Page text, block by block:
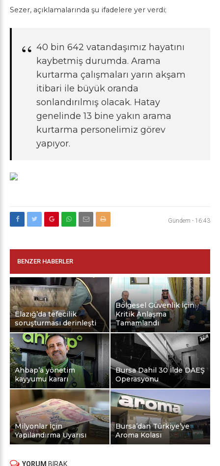
Sezer, açıklamalarında şu ifadelere yer verdi;
40 bin 642 vatandaşımız hayatını
kaybetmiş durumda. Arama
kurtarma çalışmaları yarın akşam
itibari ile büyük oranda
sonlandırılmış olacak. Hatay
genelinde 13 bine yakın arama
kurtarma personelimiz görev
yapıyor.
Gündem - 16:43
BENZER HABERLER
Elazığ’da tefecilik
soruşturması derinleşti
Bölgesel Güvenlik İçin
Kritik Anlaşma
Tamamlandı
Ahbap’a yönetim
kayyumu kararı
Bursa Dahil 30 İlde DAEŞ
Operasyonu
Milyonlar İçin
Yapılandırma Uyarısı
Bursa’dan Türkiye’ye
Aroma Kolası
YORUM BIRAK